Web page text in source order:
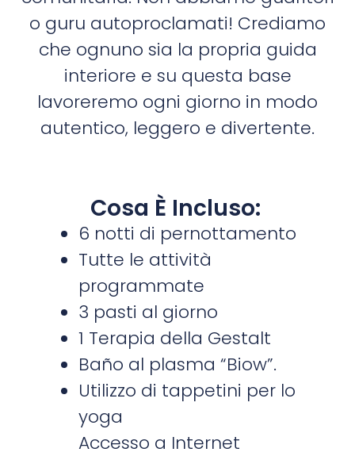
o guru autoproclamati! Crediamo
che ognuno sia la propria guida
interiore e su questa base
lavoreremo ogni giorno in modo
autentico, leggero e divertente.
Cosa È Incluso:
6 notti di pernottamento
Tutte le attività
programmate
3 pasti al giorno
1 Terapia della Gestalt
Baño al plasma “Biow”.
Utilizzo di tappetini per lo
yoga
Accesso a Internet